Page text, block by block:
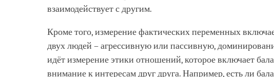
взаимодействует с другим.
Кроме того, измерение фактических переменных
двух людей – агрессивную или пассивную,
идёт измерение этики отношений, которое включает
внимание к интересам друг друга. Например, есть ли